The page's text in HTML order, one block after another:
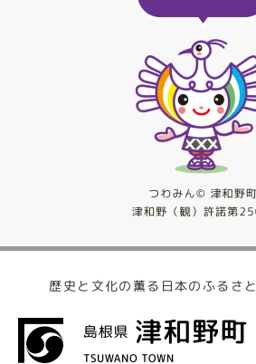
歴史と文化の薫る日本のふるさと